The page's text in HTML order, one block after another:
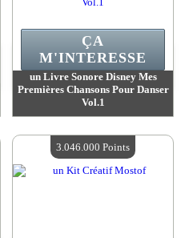
un Livre Sonore Disney Mes
Premières Chansons Pour Danser
Vol.1
Quantité Disponible :4
ÇA
M'INTERESSE
3.046.000 Points